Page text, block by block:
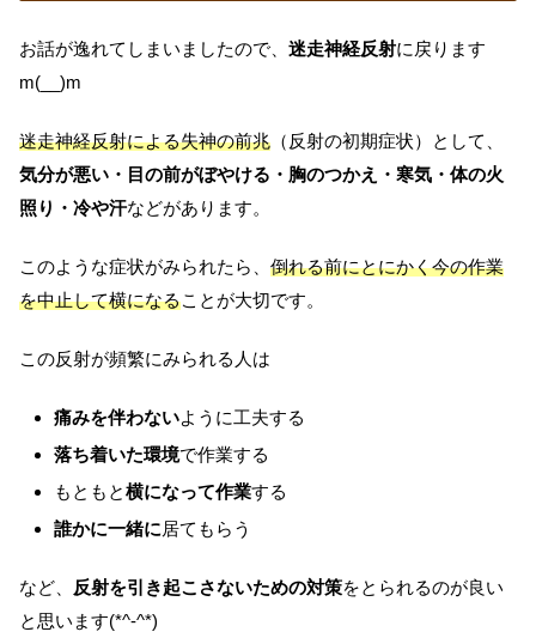
お話が逸れてしまいましたので、 迷走神経反射に戻ります
m(__)m
迷走神経反射による失神の前兆 （反射の初期症状）として、
気分が悪い・目の前がぼやける・胸のつかえ・寒気・体の火
照り・冷や汗などがあります。
このような症状がみられたら、 倒れる前にとにかく今の作業
を中止して横になることが大切です。
この反射が頻繁にみられる人は
痛みを伴わないように工夫する
落ち着いた環境で作業する
もともと横になって作業する
誰かに一緒に居てもらう
など、 反射を引き起こさないための対策をとられるのが良い
と思います(*^-^*)